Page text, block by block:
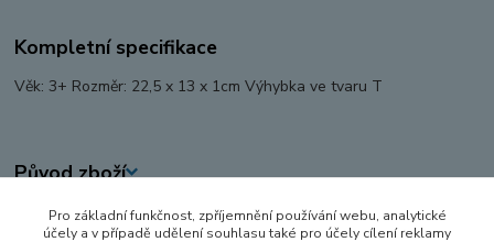
Kompletní specifikace
Věk: 3+ Rozměr: 22,5 x 13 x 1cm Výhybka ve tvaru T
Původ zboží
Zboží zařazeno v kategoriích
Pro základní funkčnost, zpříjemnění používání webu, analytické
účely a v případě udělení souhlasu také pro účely cílení reklamy